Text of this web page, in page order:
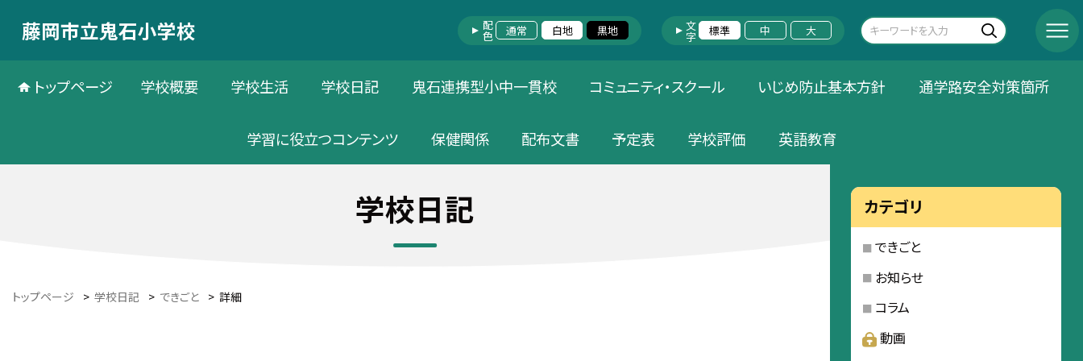
藤岡市立鬼石小学校 配色 通常 白地 黒地 文字 標準 中 大
トップページ 学校概要 学校生活 学校日記 鬼石連携型小中一貫校 コミュニティ・スクール いじめ防止基本方針 通学路安全対策箇所
学習に役立つコンテンツ 保健関係 配布文書 予定表 学校評価 英語教育
学校日記
トップページ > 学校日記 > できごと > 詳細
カテゴリ
できごと
お知らせ
コラム
動画